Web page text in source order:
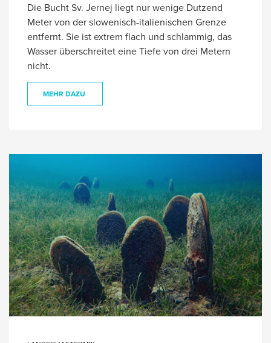
Die Bucht Sv. Jernej liegt nur wenige Dutzend
Meter von der slowenisch-italienischen Grenze
entfernt. Sie ist extrem flach und schlammig, das
Wasser überschreitet eine Tiefe von drei Metern
nicht.
MEHR DAZU